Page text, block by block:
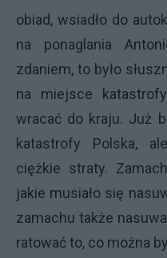
obiad, wsiadło do
na ponaglania
zdaniem, to było
na miejsce
wracać do kraju. Już
katastrofy Polska,
ciężkie straty.
jakie musiało się
zamachu także
ratować to, co można